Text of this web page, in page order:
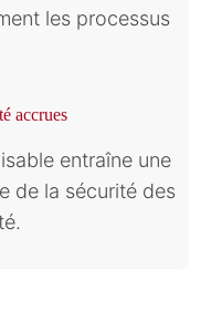
les processus
accrues
entraîne une
de la sécurité des